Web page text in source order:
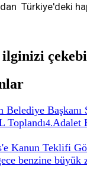
Türkiye'deki
ilginizi
Başkanı
Toplandı4.Adalet
Kanun Teklifi
benzine büyük